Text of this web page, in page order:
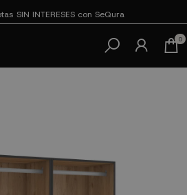
SIN INTERESES con SeQura
0